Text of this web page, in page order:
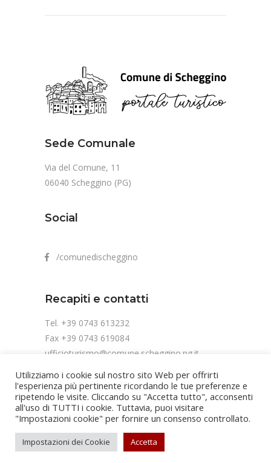
Sede Comunale
Via del Comune, 11
06040 Scheggino (PG)
Social
/comunedischeggino
Recapiti e contatti
Tel. +39 0743 613232
Fax +39 0743 619084
ufficioturismo@comune.scheggino.pg.it
Copyright Comune di Scheggino | Cod. fis.
84002810541 | P.IVA 00452280548
Utilizziamo i cookie sul nostro sito Web per offrirti
l'esperienza più pertinente ricordando le tue preferenze e
ripetendo le visite. Cliccando su "Accetta tutto", acconsenti
all'uso di TUTTI i cookie. Tuttavia, puoi visitare
"Impostazioni cookie" per fornire un consenso controllato.
Impostazioni dei Cookie Accetta